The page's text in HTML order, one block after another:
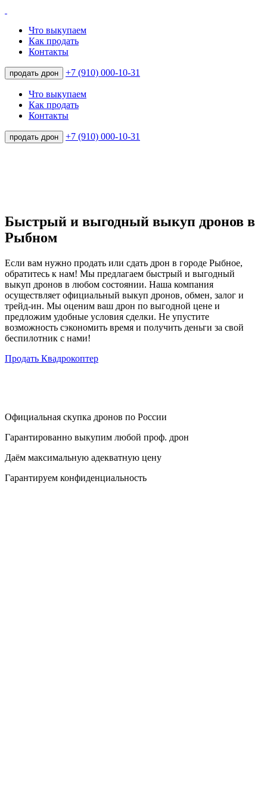
Что выкупаем
Как продать
Контакты
продать дрон +7 (910) 000-10-31
Что выкупаем
Как продать
Контакты
продать дрон +7 (910) 000-10-31
Быстрый и выгодный выкуп дронов в
Рыбном
Если вам нужно продать или сдать дрон в городе Рыбное,
обратитесь к нам! Мы предлагаем быстрый и выгодный
выкуп дронов в любом состоянии. Наша компания
осуществляет официальный выкуп дронов, обмен, залог и
трейд-ин. Мы оценим ваш дрон по выгодной цене и
предложим удобные условия сделки. Не упустите
возможность сэкономить время и получить деньги за свой
беспилотник с нами!
Продать Квадрокоптер
Официальная скупка дронов по России
Гарантированно выкупим любой проф. дрон
Даём максимальную адекватную цену
Гарантируем конфиденциальность